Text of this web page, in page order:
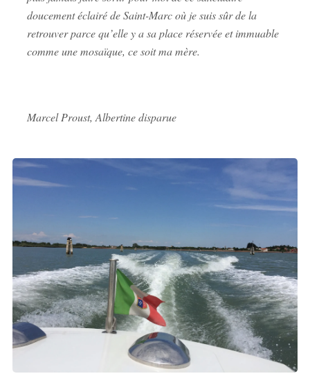
doucement éclairé de Saint-Marc où je suis sûr de la
retrouver parce qu’elle y a sa place réservée et immuable
comme une mosaïque, ce soit ma mère.
Marcel Proust, Albertine disparue